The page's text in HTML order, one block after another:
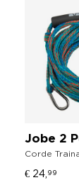
Jobe 2
Corde
€ 24, 99